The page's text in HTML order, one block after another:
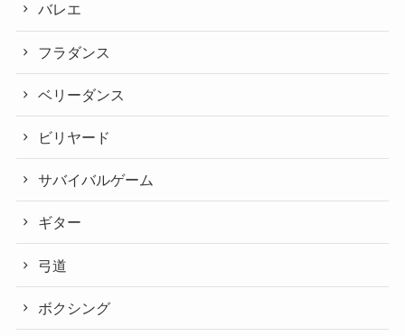
バレエ
フラダンス
ベリーダンス
ビリヤード
サバイバルゲーム
ギター
弓道
ボクシング